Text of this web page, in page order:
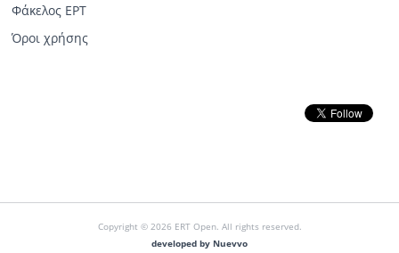
Φάκελος ΕΡΤ
Όροι χρήσης
Copyright © 2026 ERT Open. All rights reserved.
developed by Nuevvo